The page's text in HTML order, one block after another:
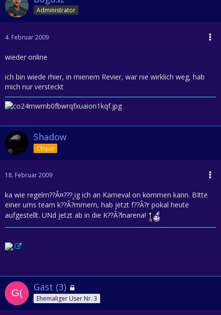
Administrator
4. Februar 2009
wieder online
ich bin wiede rhier, in mienem Revier, war nie wirklich weg, hab
mich nur versteckt
Shadow
Clique
18. Februar 2009
ka wie regelm??Â¤???¸ig ich an Karneval on kommen kann. BItte
einer ums team k??Â?mmern, hab jetzt f??Â?r pokal heute
aufgestellt. UNd jetzt ab in die K??Â?lnarena!
Gast (3)
Ehemaliger User Nr. 3